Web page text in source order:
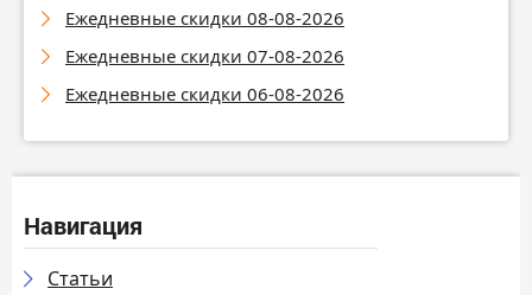
Ежедневные скидки 08-08-2026
Ежедневные скидки 07-08-2026
Ежедневные скидки 06-08-2026
Навигация
Статьи